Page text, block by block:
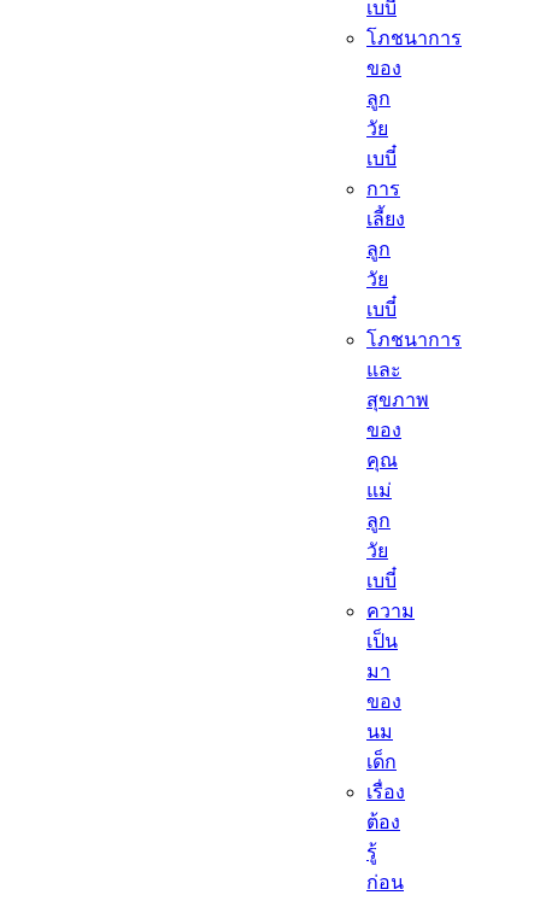
เบบี๋
โภชนาการ
ของ
ลูก
วัย
เบบี๋
การ
เลี้ยง
ลูก
วัย
เบบี๋
โภชนาการ
และ
สุขภาพ
ของ
คุณ
แม่
ลูก
วัย
เบบี๋
ความ
เป็น
มา
ของ
นม
เด็ก
เรื่อง
ต้อง
รู้
ก่อน